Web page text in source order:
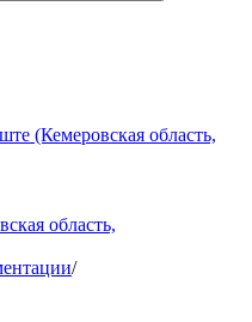
(Кемеровская область,
область,
/